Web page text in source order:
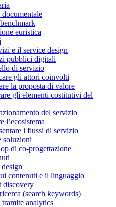
euristica
e il service design
pubblici digitali
di servizio
gli attori coinvolti
la proposta di valore
gli elementi costitutivi del
del servizio
l’ecosistema
i flussi di servizio
soluzioni
di co-progettazione
contenuti e il linguaggio
discovery
(search keywords)
analytics